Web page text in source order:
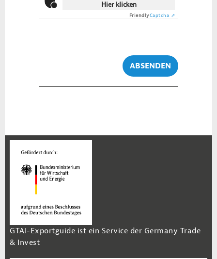
Hier klicken
FriendlyCaptcha ⇗
ABSENDEN
GTAI-Exportguide ist ein Service der Germany Trade
& Invest